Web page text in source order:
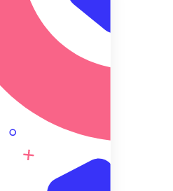
存為預設